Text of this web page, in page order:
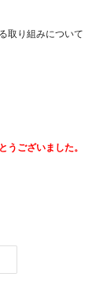
取り組みについて
ございました。